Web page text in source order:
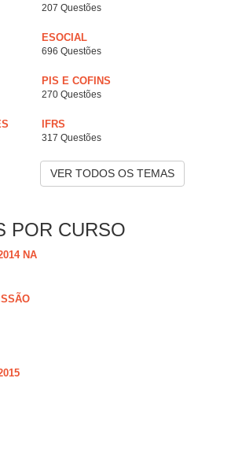
207 Questões
ESOCIAL
696 Questões
PIS E COFINS
270 Questões
IFRS
317 Questões
VER TODOS OS TEMAS
POR CURSO
NA